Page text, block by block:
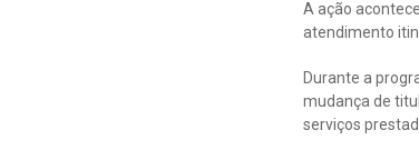
A ação
atendimento
Durante a
mudança de
serviços